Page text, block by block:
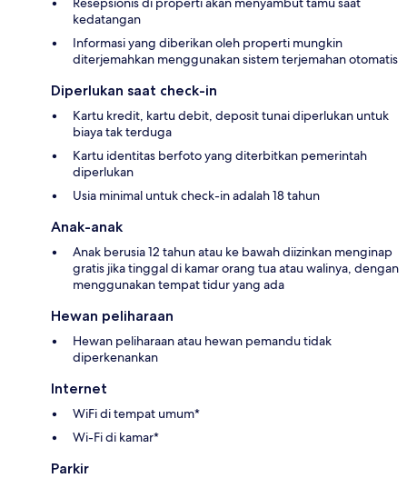
kedatangan
Informasi yang diberikan oleh properti mungkin
diterjemahkan menggunakan sistem terjemahan otomatis
Diperlukan saat check-in
Kartu kredit, kartu debit, deposit tunai diperlukan untuk
biaya tak terduga
Kartu identitas berfoto yang diterbitkan pemerintah
diperlukan
Usia minimal untuk check-in adalah 18 tahun
Anak-anak
Anak berusia 12 tahun atau ke bawah diizinkan menginap
gratis jika tinggal di kamar orang tua atau walinya, dengan
menggunakan tempat tidur yang ada
Hewan peliharaan
Hewan peliharaan atau hewan pemandu tidak
diperkenankan
Internet
WiFi di tempat umum*
Wi-Fi di kamar*
Parkir